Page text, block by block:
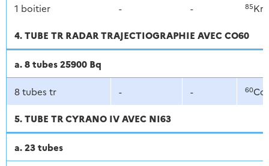
1 boitier - - 85Kr
4. TUBE TR RADAR TRAJECTIOGRAPHIE AVEC CO60
a. 8 tubes 25900 Bq
8 tubes tr - - 60Co
5. TUBE TR CYRANO IV AVEC NI63
a. 23 tubes